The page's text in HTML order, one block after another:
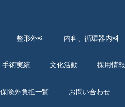
整形外科 内科、循環器内科
手術実績 文化活動 採用情報
保険外負担一覧 お問い合わせ